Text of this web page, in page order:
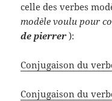
celle des verbes
modèle voulu pour
de pierrer):
Conjugaison du
Conjugaison du